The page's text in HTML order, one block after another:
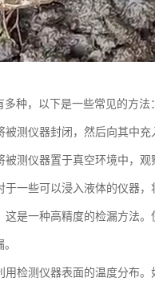
种，以下是一些常见的方法：
被测仪器封闭，然后向其中
被测仪器置于真空环境中，
于一些可以浸入液体的仪器
这是一种高精度的检漏方法
用检测仪器表面的温度分布